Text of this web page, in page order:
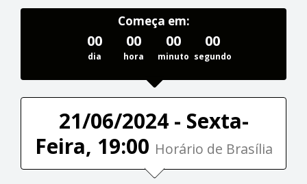
Começa em:
00
dia
00
hora
00
minuto
00
segundo
21/06/2024 - Sexta-
Feira, 19:00 Horário de Brasília